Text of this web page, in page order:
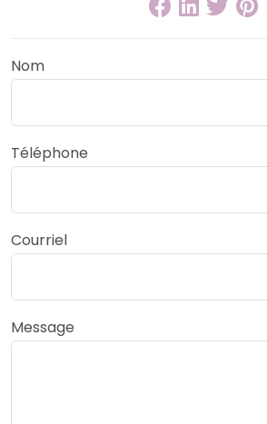
Nom
Téléphone
Courriel
Message